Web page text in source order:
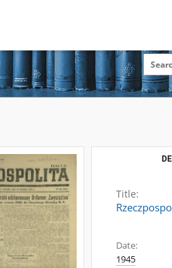
Title:
Date:
1945